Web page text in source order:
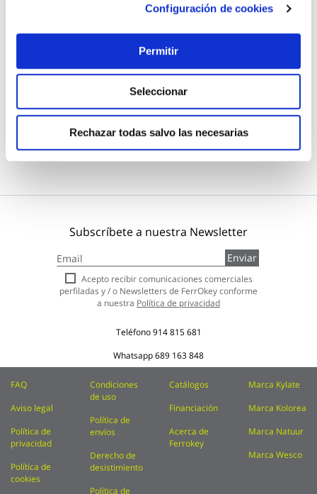
Configuración de cookies
Permitir
Seleccionar
Rechazar todas salvo las necesarias
Llave fija 6m-24-26 bahco
13,70 €
Añadir al carrito
Subscríbete a nuestra Newsletter
a
nuestro
boletín
de
Enviar
Acepto recibir comunicaciones comerciales
perfiladas y / o Newsletters de FerrOkey conforme
a nuestra Política de privacidad
Teléfono914 815 681
Whatsapp689 163 848
FAQ
Aviso legal
Política de
privacidad
Política de
cookies
Condiciones
de uso
Política de
envíos
Derecho de
desistimiento
Política de
Catálogos
Financiación
Acerca de
Ferrokey
Marca Kylate
Marca Kolorea
Marca Natuur
Marca Wesco